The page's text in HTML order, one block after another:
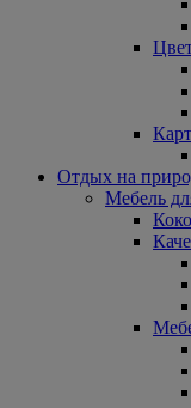
Отдых на
Мебель